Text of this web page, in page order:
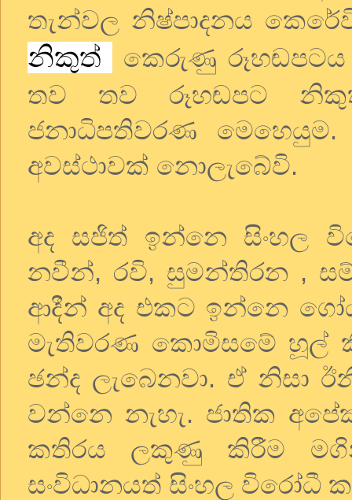
තැන්වල නිෂ්පාදනය
නිකුත්
කෙරුණු රූහඬපටය
තව තව රූහඬපට
ජනාධිපතිවරණ
අවස්ථාවක් නොලැබේවි.
අද සජිත් ඉන්නෙ සිංහල
නවීන්, රවි, සුමන්තිරන ,
ආදීන් අද එකට ඉන්නෙ
මැතිවරණ කොමිසමේ හූල්
ඡන්ද ලැබෙනවා. ඒ නිසා
වන්නෙ නැහැ. ජාතික
කතිරය ලකුණු කිරීම
සංවිධානයත් සිංහල විරෝධී